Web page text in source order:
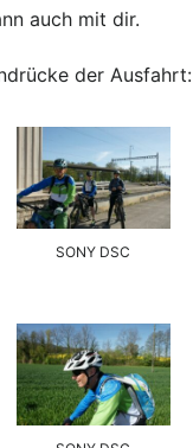
auch mit dir.
der Ausfahrt:
SONY DSC